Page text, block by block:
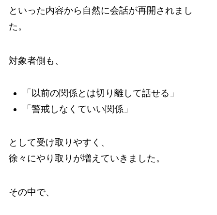
といった内容から自然に会話が再開されまし
た。
対象者側も、
「以前の関係とは切り離して話せる」
「警戒しなくていい関係」
として受け取りやすく、
徐々にやり取りが増えていきました。
その中で、